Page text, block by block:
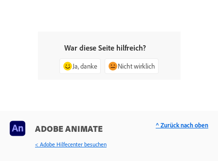
War diese Seite hilfreich?
Ja, danke Nicht wirklich
ADOBE ANIMATE
< Adobe Hilfecenter besuchen
^ Zurück nach oben